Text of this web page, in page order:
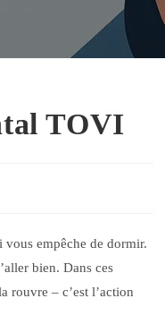
TOVI
vous empêche de dormir.
bien. Dans ces
rouvre – c’est l’action